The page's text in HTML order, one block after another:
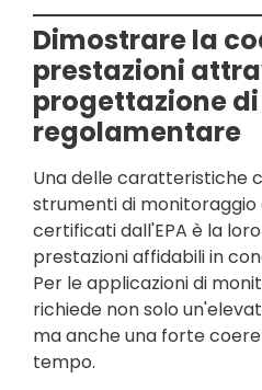
Dimostrare la
prestazioni
progettazione
regolamentare
Una delle caratteristiche
strumenti di
certificati dall'EPA è la
prestazioni affidabili in
Per le applicazioni di
richiede non solo
ma anche una forte
tempo.